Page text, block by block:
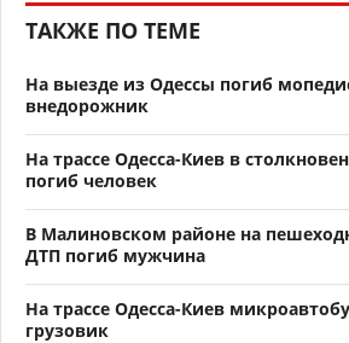
ТАКЖЕ ПО ТЕМЕ
На выезде из Одессы погиб
внедорожник
На трассе Одесса-Киев в
погиб человек
В Малиновском районе на
ДТП погиб мужчина
На трассе Одесса-Киев
грузовик